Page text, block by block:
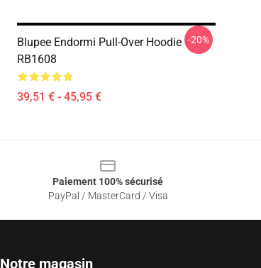
Blupee Endormi Pull-Over Hoodie
RB1608
39,51 € - 45,95 €
-20%
Paiement 100% sécurisé
PayPal / MasterCard / Visa
Notre magasin